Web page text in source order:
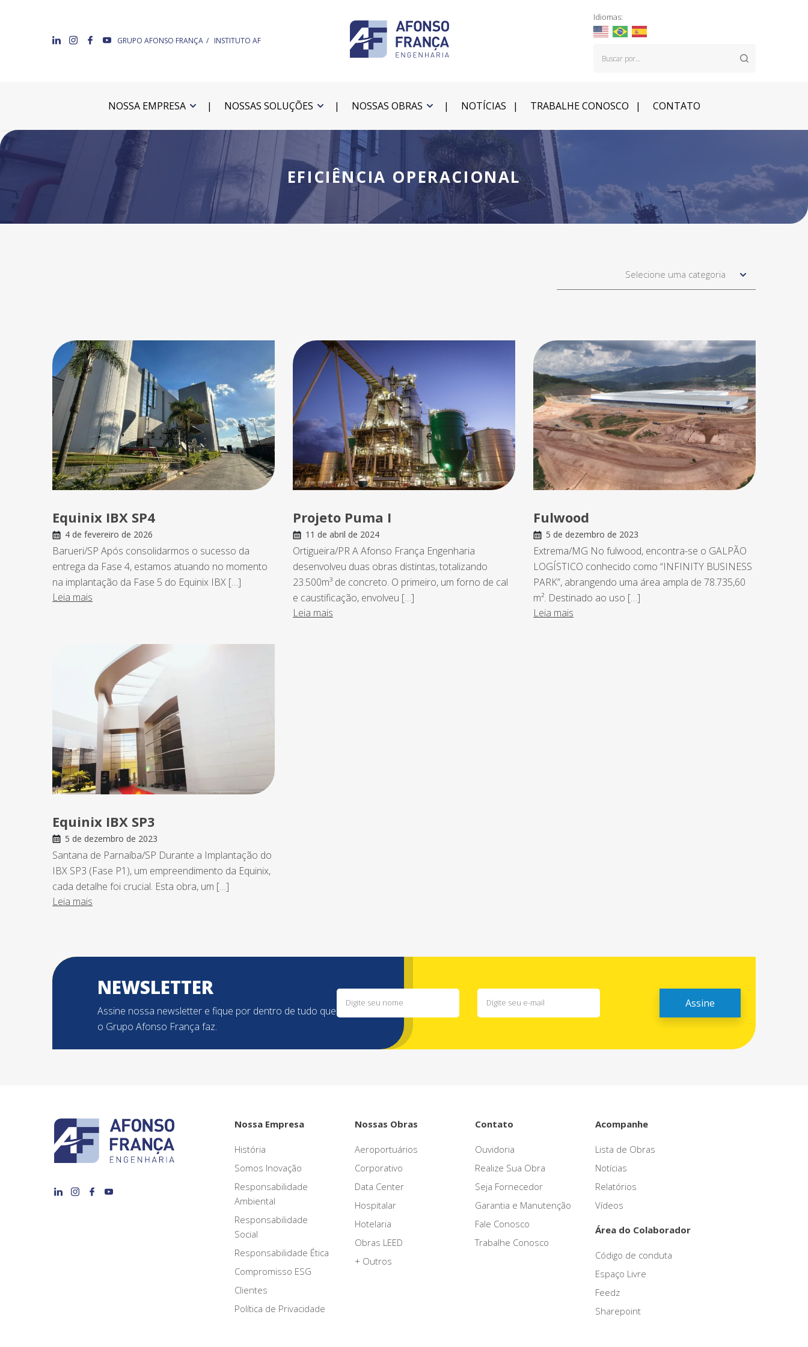
GRUPO AFONSO FRANÇA INSTITUTO AF
Idiomas:
NOSSA EMPRESA NOSSAS SOLUÇÕES NOSSAS OBRAS NOTÍCIAS TRABALHE CONOSCO CONTATO
EFICIÊNCIA OPERACIONAL
Selecione uma categoria
Equinix IBX SP4
4 de fevereiro de 2026
Barueri/SP Após consolidarmos o sucesso da
entrega da Fase 4, estamos atuando no momento
na implantação da Fase 5 do Equinix IBX […]
Leia mais
Projeto Puma I
11 de abril de 2024
Ortigueira/PR A Afonso França Engenharia
desenvolveu duas obras distintas, totalizando
23.500m³ de concreto. O primeiro, um forno de cal
e caustificação, envolveu […]
Leia mais
Fulwood
5 de dezembro de 2023
Extrema/MG No fulwood, encontra-se o GALPÃO
LOGÍSTICO conhecido como “INFINITY BUSINESS
PARK”, abrangendo uma área ampla de 78.735,60
m². Destinado ao uso […]
Leia mais
Equinix IBX SP3
5 de dezembro de 2023
Santana de Parnaíba/SP Durante a Implantação do
IBX SP3 (Fase P1), um empreendimento da Equinix,
cada detalhe foi crucial. Esta obra, um […]
Leia mais
NEWSLETTER
Assine nossa newsletter e fique por dentro de tudo que
o Grupo Afonso França faz.
Nossa Empresa
História
Somos Inovação
Responsabilidade
Ambiental
Responsabilidade
Social
Responsabilidade Ética
Compromisso ESG
Clientes
Política de Privacidade
Nossas Obras
Aeroportuários
Corporativo
Data Center
Hospitalar
Hotelaria
Obras LEED
+ Outros
Contato
Ouvidoria
Realize Sua Obra
Seja Fornecedor
Garantia e Manutenção
Fale Conosco
Trabalhe Conosco
Acompanhe
Lista de Obras
Notícias
Relatórios
Vídeos
Área do Colaborador
Código de conduta
Espaço Livre
Feedz
Sharepoint